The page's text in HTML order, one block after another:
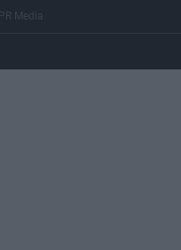
Media